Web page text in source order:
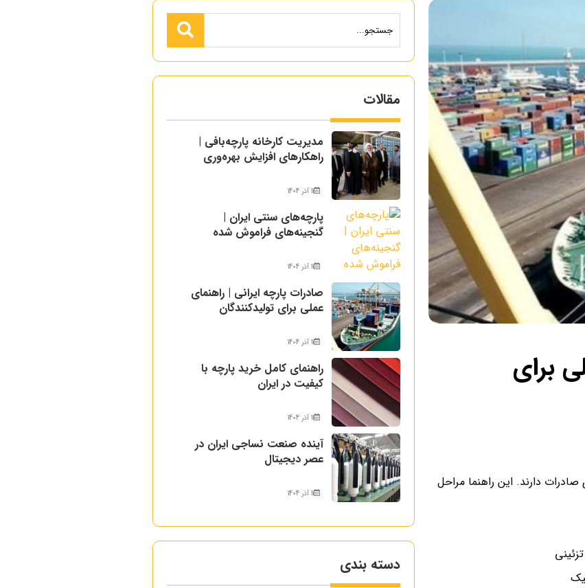
برای
دارند. این راهنما مراحل
مقالات
مدیریت کارخانه پارچه‌بافی |
راهکارهای افزایش بهره‌وری
11 آذر 1404
پارچه‌های سنتی ایران |
گنجینه‌های فراموش شده
11 آذر 1404
صادرات پارچه ایرانی | راهنمای
عملی برای تولیدکنندگان
11 آذر 1404
راهنمای کامل خرید پارچه با
کیفیت در ایران
11 آذر 1404
آینده صنعت نساجی ایران در
عصر دیجیتال
11 آذر 1404
دسته بندی